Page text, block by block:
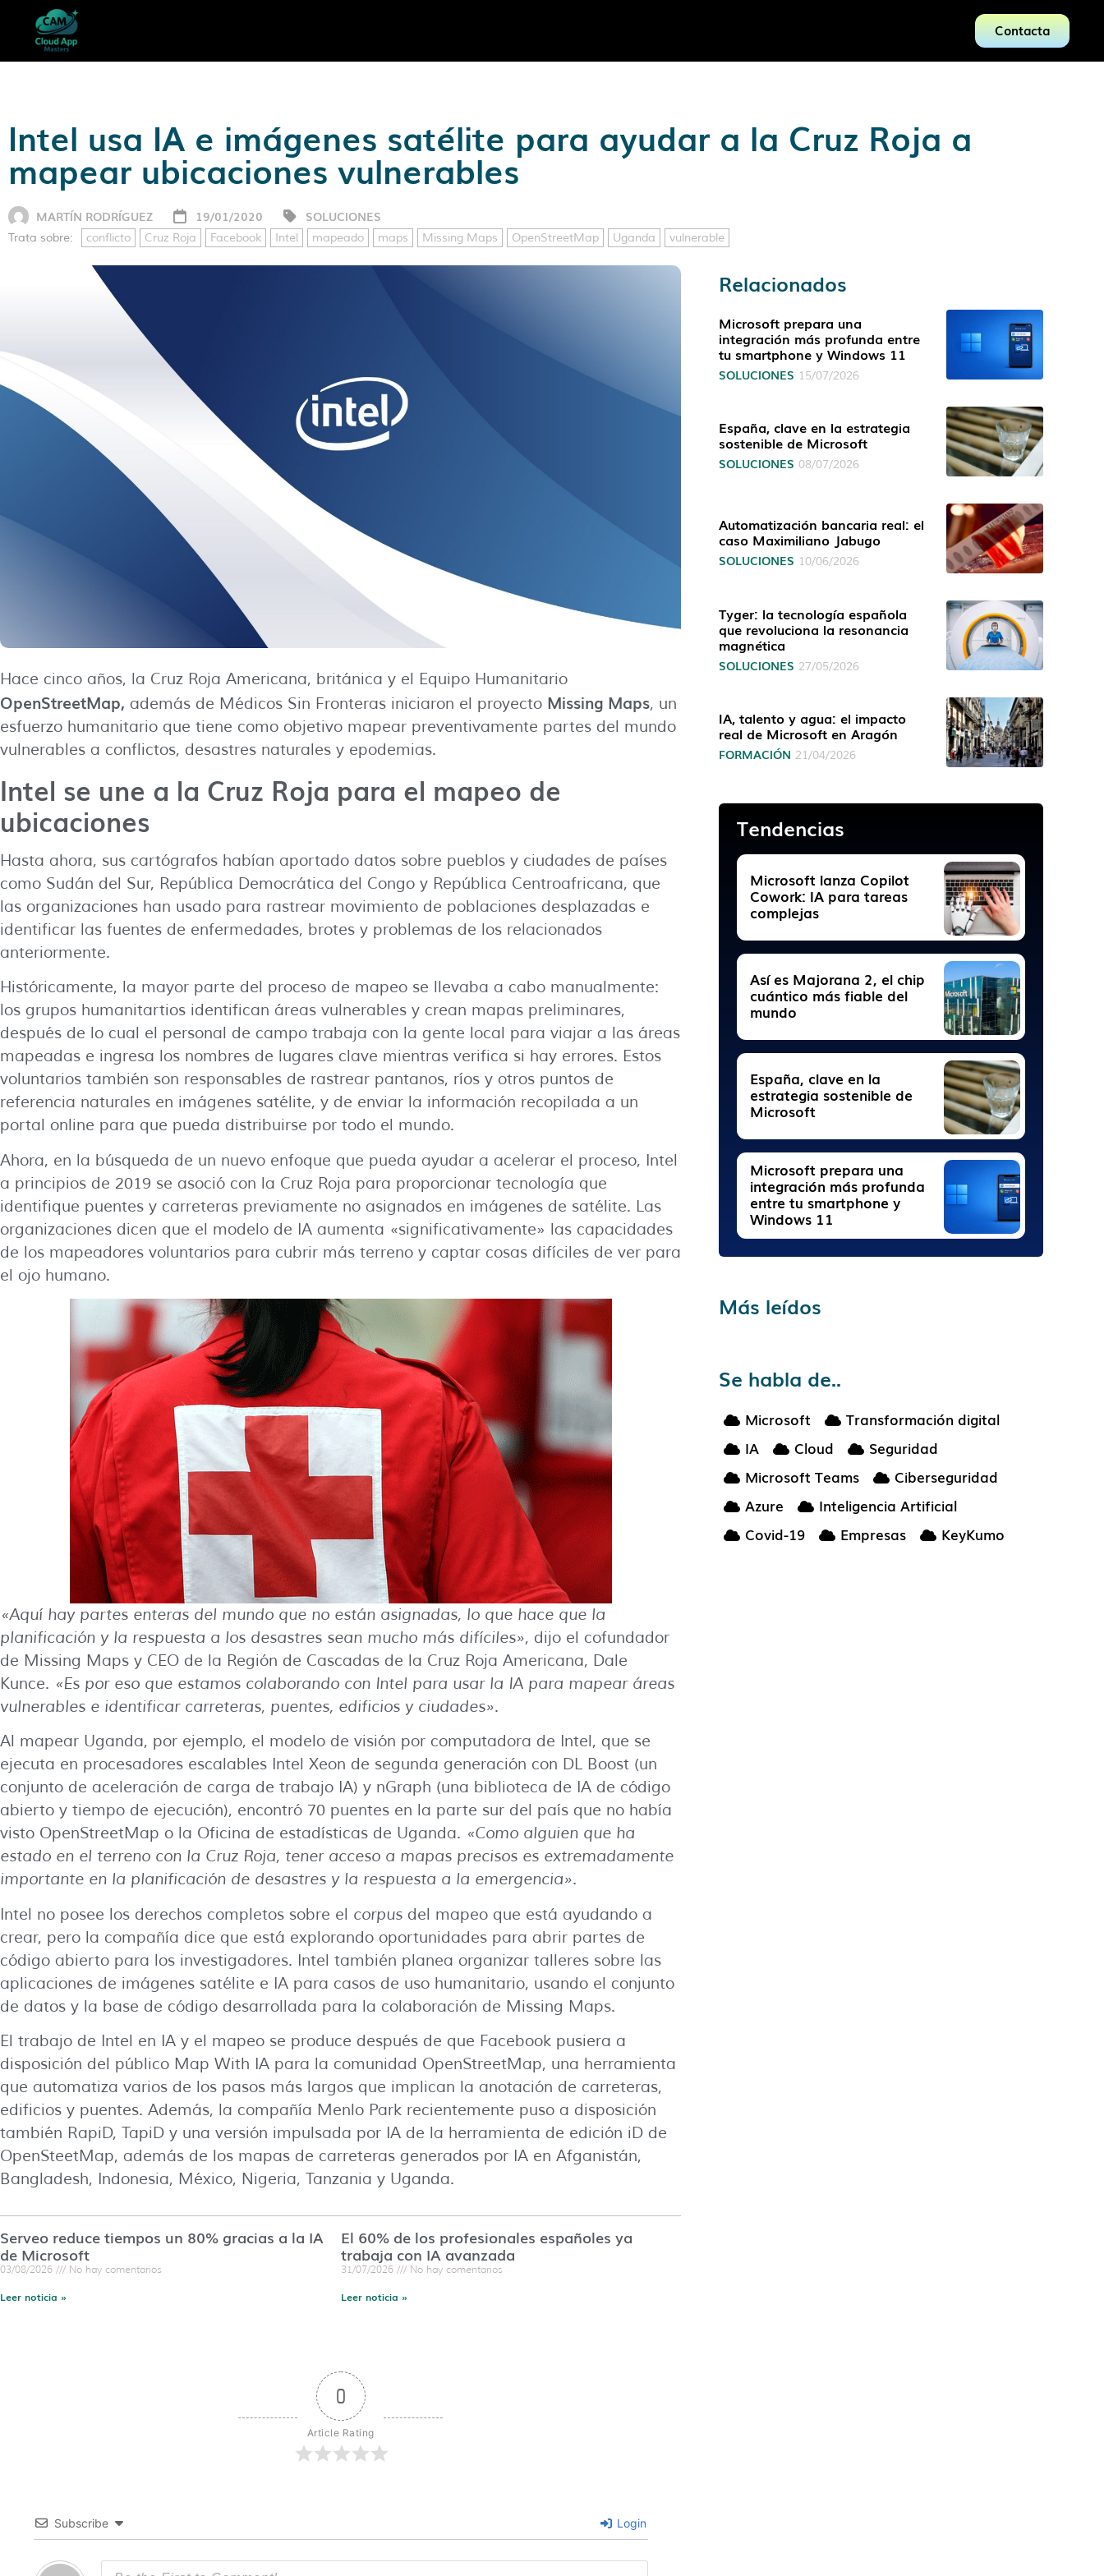
Contacta
Intel usa IA e imágenes satélite para ayudar a la Cruz Roja a
mapear ubicaciones vulnerables
MARTÍN RODRÍGUEZ 19/01/2020 SOLUCIONES
Trata sobre: conflicto Cruz Roja Facebook Intel mapeado maps Missing Maps OpenStreetMap Uganda vulnerable
Hace cinco años, la Cruz Roja Americana, británica y el Equipo Humanitario
OpenStreetMap, además de Médicos Sin Fronteras iniciaron el proyecto Missing Maps, un
esfuerzo humanitario que tiene como objetivo mapear preventivamente partes del mundo
vulnerables a conflictos, desastres naturales y epodemias.
Intel se une a la Cruz Roja para el mapeo de
ubicaciones
Hasta ahora, sus cartógrafos habían aportado datos sobre pueblos y ciudades de países
como Sudán del Sur, República Democrática del Congo y República Centroafricana, que
las organizaciones han usado para rastrear movimiento de poblaciones desplazadas e
identificar las fuentes de enfermedades, brotes y problemas de los relacionados
anteriormente.
Históricamente, la mayor parte del proceso de mapeo se llevaba a cabo manualmente:
los grupos humanitartios identifican áreas vulnerables y crean mapas preliminares,
después de lo cual el personal de campo trabaja con la gente local para viajar a las áreas
mapeadas e ingresa los nombres de lugares clave mientras verifica si hay errores. Estos
voluntarios también son responsables de rastrear pantanos, ríos y otros puntos de
referencia naturales en imágenes satélite, y de enviar la información recopilada a un
portal online para que pueda distribuirse por todo el mundo.
Ahora, en la búsqueda de un nuevo enfoque que pueda ayudar a acelerar el proceso, Intel
a principios de 2019 se asoció con la Cruz Roja para proporcionar tecnología que
identifique puentes y carreteras previamente no asignados en imágenes de satélite. Las
organizaciones dicen que el modelo de IA aumenta «significativamente» las capacidades
de los mapeadores voluntarios para cubrir más terreno y captar cosas difíciles de ver para
el ojo humano.
«Aquí hay partes enteras del mundo que no están asignadas, lo que hace que la
planificación y la respuesta a los desastres sean mucho más difíciles», dijo el cofundador
de Missing Maps y CEO de la Región de Cascadas de la Cruz Roja Americana, Dale
Kunce. «Es por eso que estamos colaborando con Intel para usar la IA para mapear áreas
vulnerables e identificar carreteras, puentes, edificios y ciudades».
Al mapear Uganda, por ejemplo, el modelo de visión por computadora de Intel, que se
ejecuta en procesadores escalables Intel Xeon de segunda generación con DL Boost (un
conjunto de aceleración de carga de trabajo IA) y nGraph (una biblioteca de IA de código
abierto y tiempo de ejecución), encontró 70 puentes en la parte sur del país que no había
visto OpenStreetMap o la Oficina de estadísticas de Uganda. «Como alguien que ha
estado en el terreno con la Cruz Roja, tener acceso a mapas precisos es extremadamente
importante en la planificación de desastres y la respuesta a la emergencia».
Intel no posee los derechos completos sobre el corpus del mapeo que está ayudando a
crear, pero la compañía dice que está explorando oportunidades para abrir partes de
código abierto para los investigadores. Intel también planea organizar talleres sobre las
aplicaciones de imágenes satélite e IA para casos de uso humanitario, usando el conjunto
de datos y la base de código desarrollada para la colaboración de Missing Maps.
El trabajo de Intel en IA y el mapeo se produce después de que Facebook pusiera a
disposición del público Map With IA para la comunidad OpenStreetMap, una herramienta
que automatiza varios de los pasos más largos que implican la anotación de carreteras,
edificios y puentes. Además, la compañía Menlo Park recientemente puso a disposición
también RapiD, TapiD y una versión impulsada por IA de la herramienta de edición iD de
OpenSteetMap, además de los mapas de carreteras generados por IA en Afganistán,
Bangladesh, Indonesia, México, Nigeria, Tanzania y Uganda.
Serveo reduce tiempos un 80% gracias a la IA
de Microsoft
03/08/2026 No hay comentarios
Leer noticia »
El 60% de los profesionales españoles ya
trabaja con IA avanzada
31/07/2026 No hay comentarios
Leer noticia »
0
Article Rating
Subscribe Login
Relacionados
Microsoft prepara una
integración más profunda entre
tu smartphone y Windows 11
SOLUCIONES 15/07/2026
España, clave en la estrategia
sostenible de Microsoft
SOLUCIONES 08/07/2026
Automatización bancaria real: el
caso Maximiliano Jabugo
SOLUCIONES 10/06/2026
Tyger: la tecnología española
que revoluciona la resonancia
magnética
SOLUCIONES 27/05/2026
IA, talento y agua: el impacto
real de Microsoft en Aragón
FORMACIÓN 21/04/2026
Tendencias
Microsoft lanza Copilot
Cowork: IA para tareas
complejas
Así es Majorana 2, el chip
cuántico más fiable del
mundo
España, clave en la
estrategia sostenible de
Microsoft
Microsoft prepara una
integración más profunda
entre tu smartphone y
Windows 11
Más leídos
Se habla de..
Microsoft
Transformación digital
IA
Cloud
Seguridad
Microsoft Teams
Ciberseguridad
Azure
Inteligencia Artificial
Covid-19
Empresas KeyKumo